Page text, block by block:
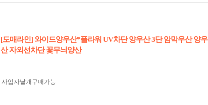
[도매라인] 와이드양우산*플라워 UV차단 양우산 3단 암막우산 양우
산 자외선차단 꽃무늬양산
사업자 낱개구매가능